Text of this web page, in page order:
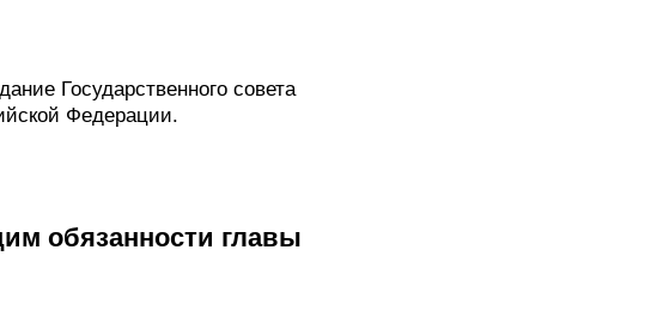
Государственного совета
Федерации.
обязанности главы